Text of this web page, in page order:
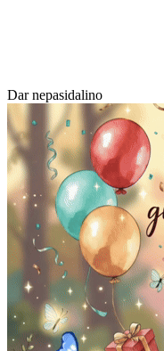
Dar nepasidalino